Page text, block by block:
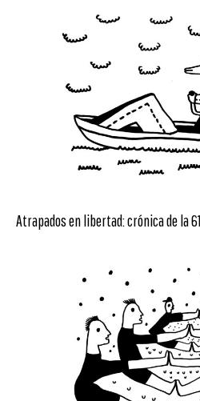
Atrapados en libertad: crónica de la